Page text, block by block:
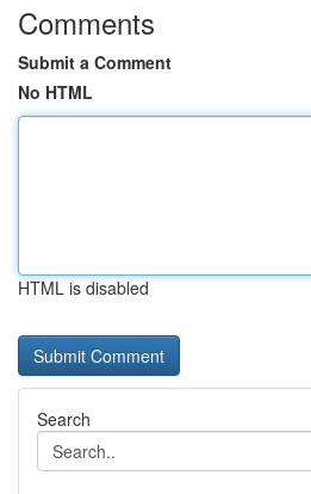
Comments
Submit a Comment
No HTML
HTML is disabled
Search